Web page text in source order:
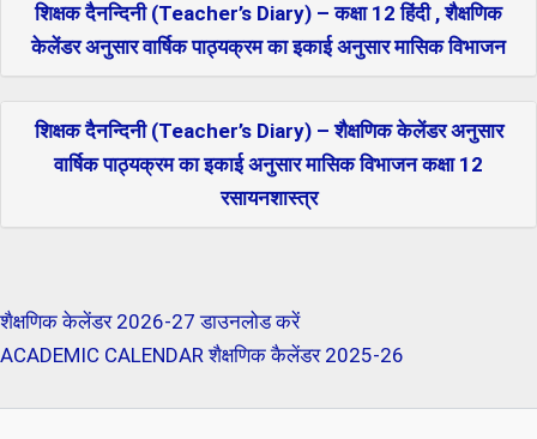
शिक्षक दैनन्दिनी (Teacher’s Diary) – कक्षा 12 हिंदी , शैक्षणिक
केलेंडर अनुसार वार्षिक पाठ्यक्रम का इकाई अनुसार मासिक विभाजन
शिक्षक दैनन्दिनी (Teacher’s Diary) – शैक्षणिक केलेंडर अनुसार
वार्षिक पाठ्यक्रम का इकाई अनुसार मासिक विभाजन कक्षा 12
रसायनशास्त्र
शैक्षणिक केलेंडर 2026-27 डाउनलोड करें
ACADEMIC CALENDAR शैक्षणिक कैलेंडर 2025-26